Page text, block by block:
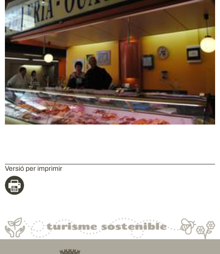
Versió per imprimir